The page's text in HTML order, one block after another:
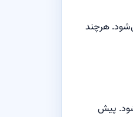
هرچند
شود. پیش